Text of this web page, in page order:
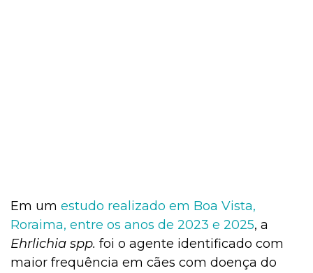
Em um estudo realizado em Boa Vista,
Roraima, entre os anos de 2023 e 2025, a
Ehrlichia spp. foi o agente identificado com
maior frequência em cães com doença do